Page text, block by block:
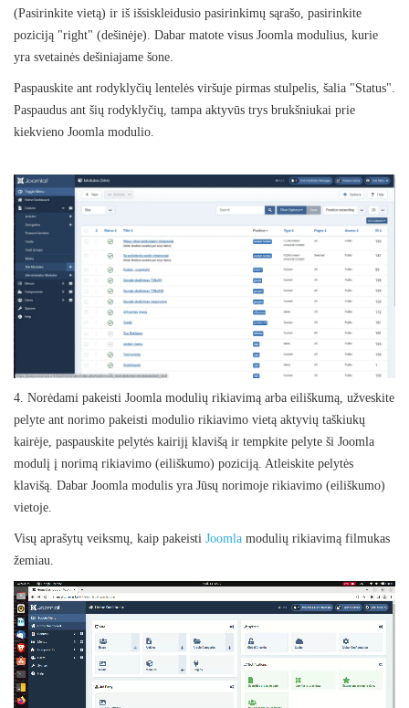
(Pasirinkite vietą) ir iš išsiskleidusio pasirinkimų sąrašo, pasirinkite
poziciją "right" (dešinėje). Dabar matote visus Joomla modulius, kurie
yra svetainės dešiniajame šone.
Paspauskite ant rodyklyčių lentelės viršuje pirmas stulpelis, šalia "Status".
Paspaudus ant šių rodyklyčių, tampa aktyvūs trys brukšniukai prie
kiekvieno Joomla modulio.
4. Norėdami pakeisti Joomla modulių rikiavimą arba eiliškumą, užveskite
pelyte ant norimo pakeisti modulio rikiavimo vietą aktyvių taškiukų
kairėje, paspauskite pelytės kairijį klavišą ir tempkite pelyte ši Joomla
modulį į norimą rikiavimo (eiliškumo) poziciją. Atleiskite pelytės
klavišą. Dabar Joomla modulis yra Jūsų norimoje rikiavimo (eiliškumo)
vietoje.
Visų aprašytų veiksmų, kaip pakeisti Joomla modulių rikiavimą filmukas
žemiau.